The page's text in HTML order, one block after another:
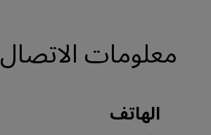
معلومات الاتصال
الهاتف